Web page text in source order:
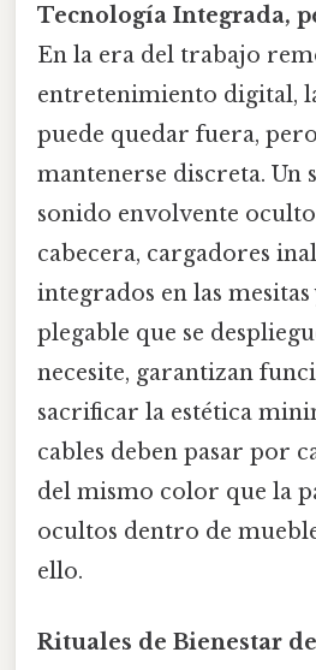
Tecnología Integrada,
En la era del trabajo
entretenimiento digital,
puede quedar fuera,
mantenerse discreta. Un
sonido envolvente
cabecera, cargadores
integrados en las
plegable que se
necesite, garantizan
sacrificar la estética
cables deben pasar por
del mismo color que la
ocultos dentro de
ello.
Rituales de Bienestar